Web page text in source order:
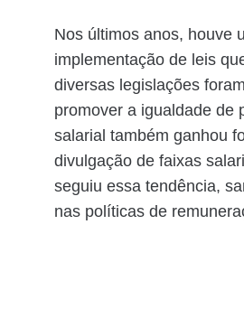
Nos últimos anos, houve
implementação de leis
diversas legislações
promover a igualdade de
salarial também ganhou
divulgação de faixas
seguiu essa tendência,
nas políticas de